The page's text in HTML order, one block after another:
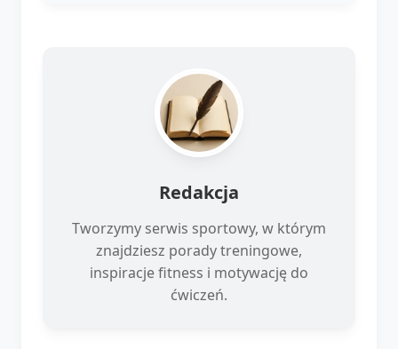
Redakcja
Tworzymy serwis sportowy, w którym
znajdziesz porady treningowe,
inspiracje fitness i motywację do
ćwiczeń.